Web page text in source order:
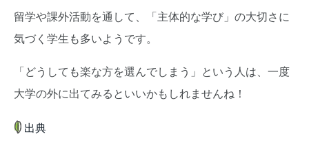
留学や課外活動を通して、「主体的な学び」の大切さに
気づく学生も多いようです。
「どうしても楽な方を選んでしまう」という人は、一度
大学の外に出てみるといいかもしれませんね！
出典